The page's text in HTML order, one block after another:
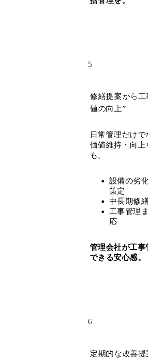
5
修繕提案から
値の向上”
日常管理だけ
価値維持・向
も。
設備の劣
策定
中長期修
工事管理
応
管理会社が工
できる安心感。
6
定期的な改善